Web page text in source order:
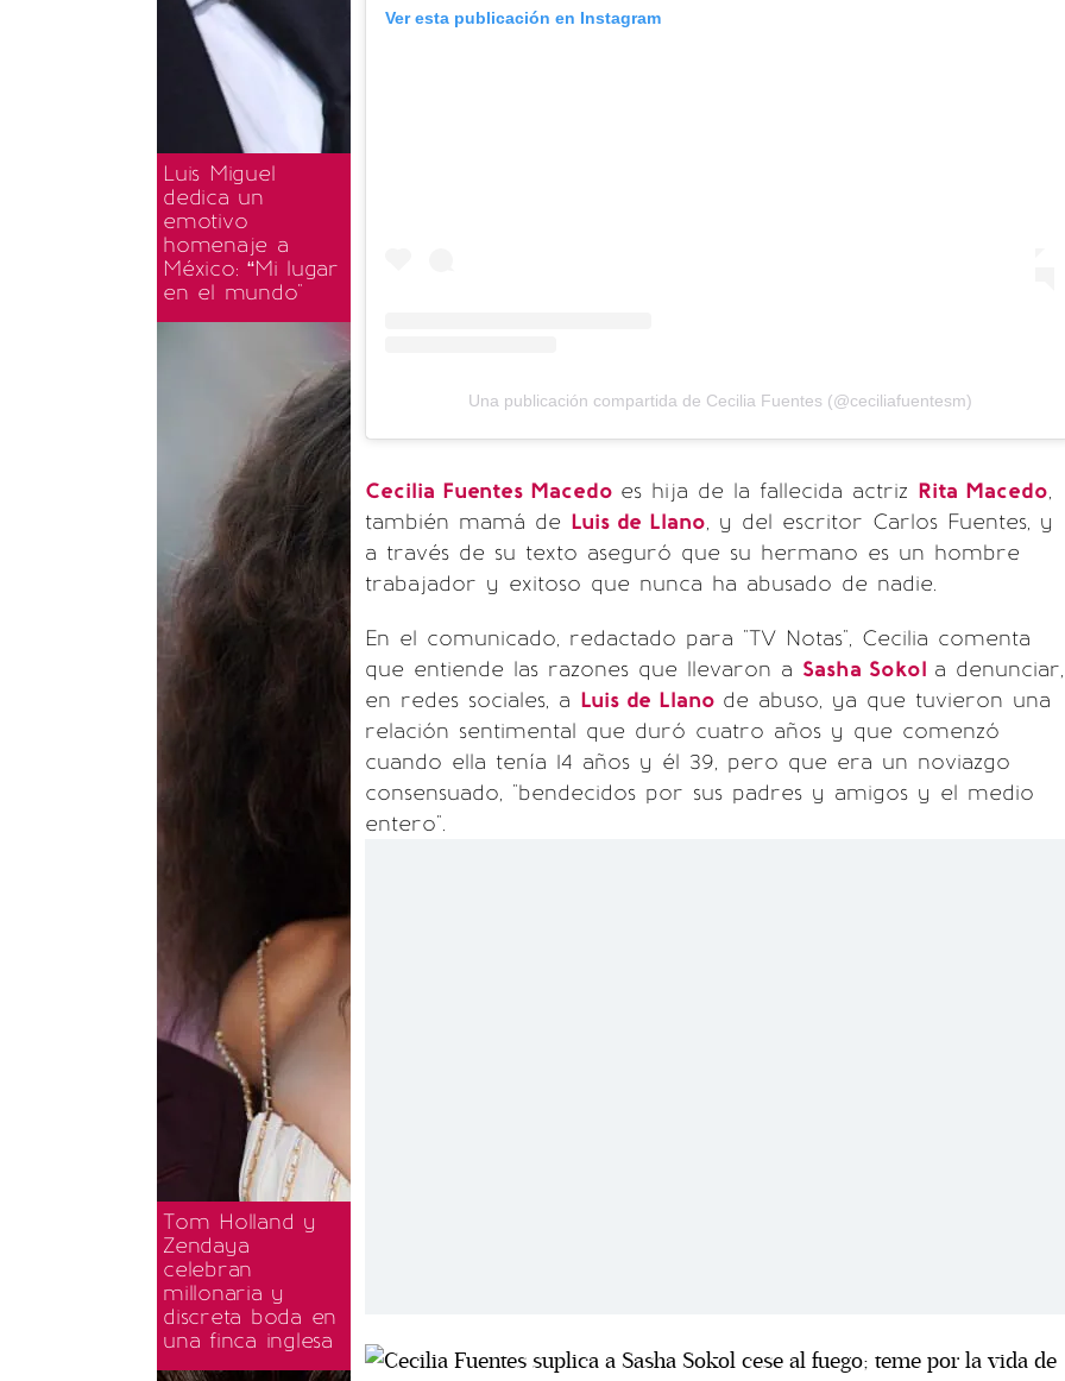
Luis Miguel
dedica un
emotivo
homenaje a
México: “Mi lugar
en el mundo"
Tom Holland y
Zendaya
celebran
millonaria y
discreta boda en
una finca inglesa
Ver esta publicación en Instagram
Una publicación compartida de Cecilia Fuentes (@ceciliafuentesm)
Cecilia Fuentes Macedo es hija de la fallecida actriz Rita Macedo,
también mamá de Luis de Llano, y del escritor Carlos Fuentes, y
a través de su texto aseguró que su hermano es un hombre
trabajador y exitoso que nunca ha abusado de nadie.
En el comunicado, redactado para "TV Notas", Cecilia comenta
que entiende las razones que llevaron a Sasha Sokol a denunciar,
en redes sociales, a Luis de Llano de abuso, ya que tuvieron una
relación sentimental que duró cuatro años y que comenzó
cuando ella tenía 14 años y él 39, pero que era un noviazgo
consensuado, "bendecidos por sus padres y amigos y el medio
entero".